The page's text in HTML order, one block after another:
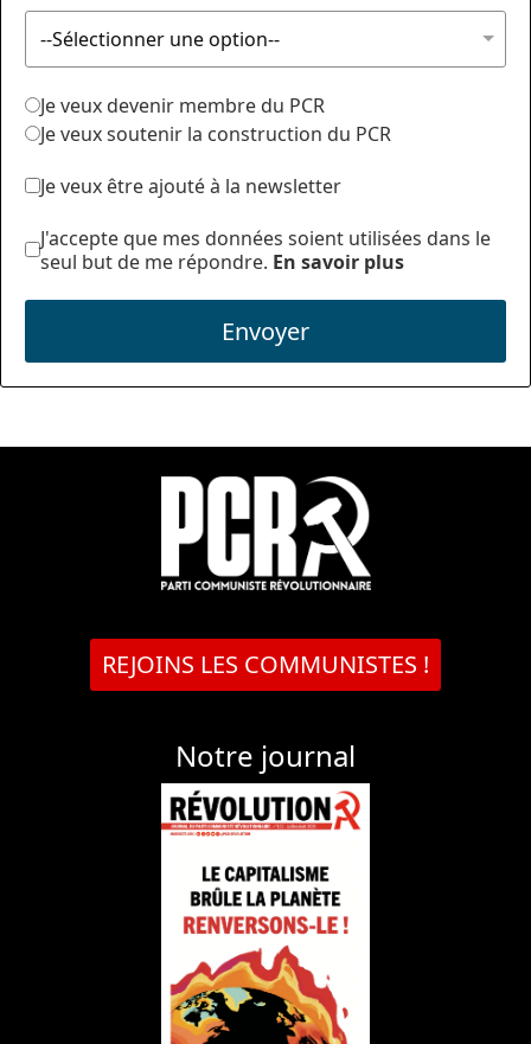
Je veux devenir membre du PCR
Je veux soutenir la construction du PCR
Je veux être ajouté à la newsletter
J'accepte que mes données soient utilisées dans le
seul but de me répondre. En savoir plus
Envoyer
REJOINS LES COMMUNISTES !
Notre journal